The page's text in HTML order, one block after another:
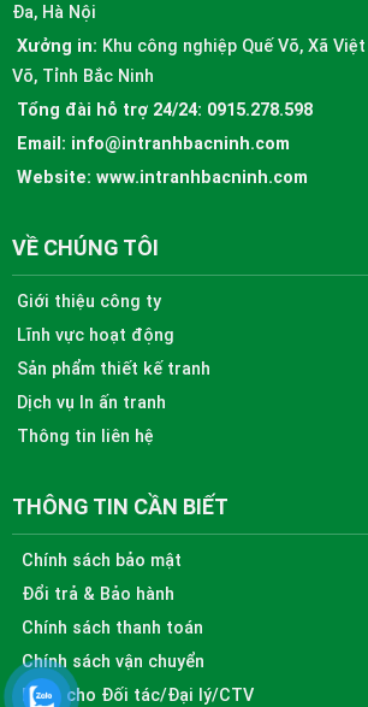
Đa, Hà Nội
Xưởng in: Khu công nghiệp Quế Võ, Xã
Võ, Tỉnh Bắc Ninh
Tổng đài hỗ trợ 24/24: 0915.278.598
Email: info@intranhbacninh.com
Website: www.intranhbacninh.com
VỀ CHÚNG TÔI
Giới thiệu công ty
Lĩnh vực hoạt động
Sản phẩm thiết kế tranh
Dịch vụ In ấn tranh
Thông tin liên hệ
THÔNG TIN CẦN BIẾT
Chính sách bảo mật
Đổi trả & Bảo hành
Chính sách thanh toán
Chính sách vận chuyển
Dành cho Đối tác/Đại lý/CTV